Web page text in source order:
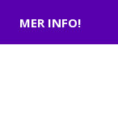
MER INFO!